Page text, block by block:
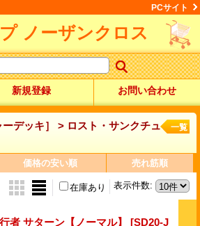
PCサイト
ノーザンクロス
新規登録 お問い合わせ
デッキ］ > ロスト・サンクチュ
一覧
価格の安い順 売れ筋順
表示件数:
在庫あり
者 サターン【ノーマル】 [SD20-J